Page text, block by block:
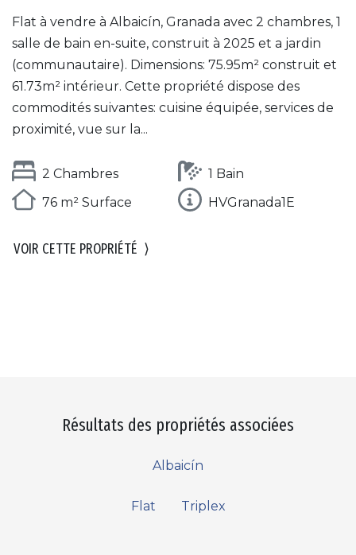
Flat à vendre à Albaicín, Granada avec 2 chambres, 1
salle de bain en-suite, construit à 2025 et a jardin
(communautaire). Dimensions: 75.95m² construit et
61.73m² intérieur. Cette propriété dispose des
commodités suivantes: cuisine équipée, services de
proximité, vue sur la...
2 Chambres
1 Bain
76 m² Surface
HVGranada1E
VOIR CETTE PROPRIÉTÉ ⟩
Résultats des propriétés associées
Albaicín
Flat Triplex